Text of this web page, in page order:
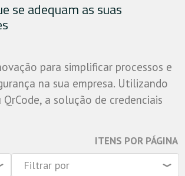
se adequam as suas
para simplificar processos e
na sua empresa. Utilizando
a solução de credenciais
ITENS POR PÁGINA